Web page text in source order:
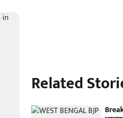
Related